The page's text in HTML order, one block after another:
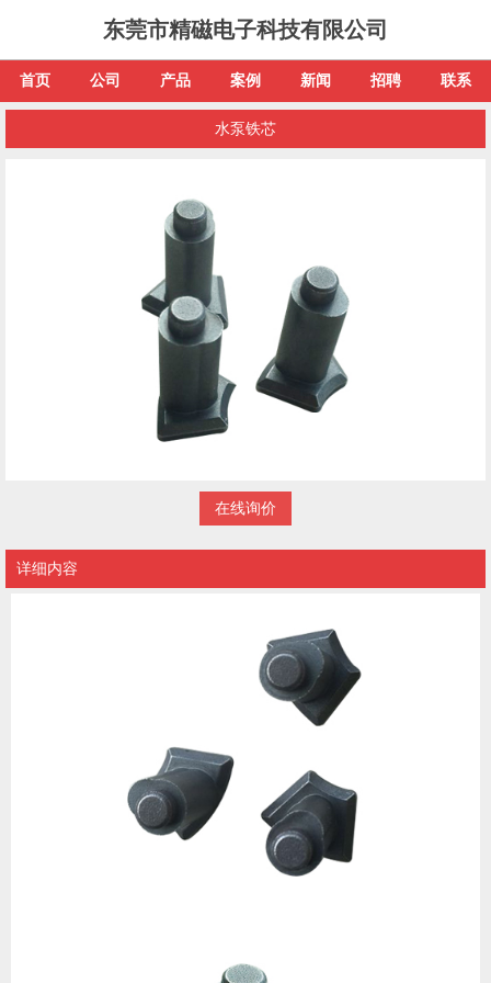
东莞市精磁电子科技有限公司
首页 公司 产品 案例 新闻 招聘 联系
水泵铁芯
在线询价
详细内容